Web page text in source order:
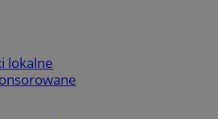
lokalne